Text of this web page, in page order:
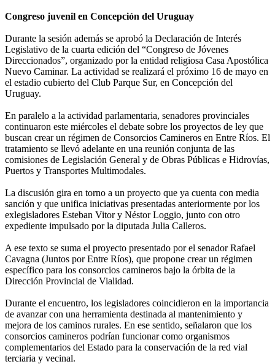
Congreso juvenil en Concepción del Uruguay
Durante la sesión además se aprobó la Declaración de Interés
Legislativo de la cuarta edición del “Congreso de Jóvenes
Direccionados”, organizado por la entidad religiosa Casa Apostólica
Nuevo Caminar. La actividad se realizará el próximo 16 de mayo en
el estadio cubierto del Club Parque Sur, en Concepción del
Uruguay.
En paralelo a la actividad parlamentaria, senadores provinciales
continuaron este miércoles el debate sobre los proyectos de ley que
buscan crear un régimen de Consorcios Camineros en Entre Ríos. El
tratamiento se llevó adelante en una reunión conjunta de las
comisiones de Legislación General y de Obras Públicas e Hidrovías,
Puertos y Transportes Multimodales.
La discusión gira en torno a un proyecto que ya cuenta con media
sanción y que unifica iniciativas presentadas anteriormente por los
exlegisladores Esteban Vitor y Néstor Loggio, junto con otro
expediente impulsado por la diputada Julia Calleros.
A ese texto se suma el proyecto presentado por el senador Rafael
Cavagna (Juntos por Entre Ríos), que propone crear un régimen
específico para los consorcios camineros bajo la órbita de la
Dirección Provincial de Vialidad.
Durante el encuentro, los legisladores coincidieron en la importancia
de avanzar con una herramienta destinada al mantenimiento y
mejora de los caminos rurales. En ese sentido, señalaron que los
consorcios camineros podrían funcionar como organismos
complementarios del Estado para la conservación de la red vial
terciaria y vecinal.